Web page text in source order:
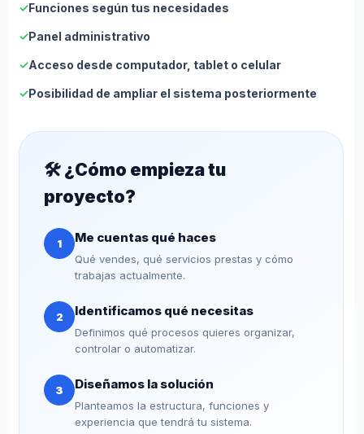
✓Funciones según tus necesidades
✓Panel administrativo
✓Acceso desde computador, tablet o celular
✓Posibilidad de ampliar el sistema posteriormente
🛠️ ¿Cómo empieza tu
proyecto?
1 Me cuentas qué haces
Qué vendes, qué servicios prestas y cómo
trabajas actualmente.
2 Identificamos qué necesitas
Definimos qué procesos quieres organizar,
controlar o automatizar.
3 Diseñamos la solución
Planteamos la estructura, funciones y
experiencia que tendrá tu sistema.